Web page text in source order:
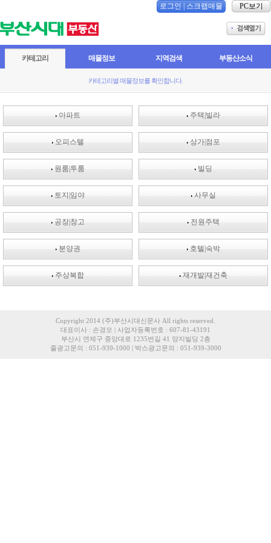
로그인 스크랩매물 PC보기
카테고리 매물정보 지역검색 부동산소식
카테고리별 매물정보를 확인합니다.
아파트 주택|빌라
오피스텔 상가|점포
원룸|투룸 빌딩
토지|임야 사무실
공장|창고 전원주택
분양권 호텔|숙박
주상복합 재개발|재건축
Copyright 2014 (주)부산시대신문사 All rights reserved.
대표이사 : 손경모 | 사업자등록번호 : 607-81-43191
부산시 연제구 중앙대로 1235번길 41 양지빌딩 2층
줄광고문의 : 051-939-1000 | 박스광고문의 : 051-939-3000